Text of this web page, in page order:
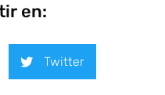
en:
Twitter